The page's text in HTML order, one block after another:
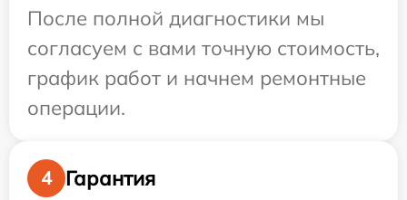
После полной диагностики мы
согласуем с вами точную стоимость,
график работ и начнем ремонтные
операции.
4
Гарантия